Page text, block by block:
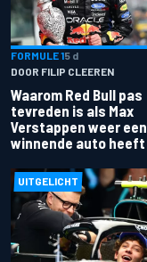
FORMULE 15 d
DOOR FILIP CLEEREN
Waarom Red Bull pas
tevreden is als Max
Verstappen weer een
winnende auto heeft
UITGELICHT